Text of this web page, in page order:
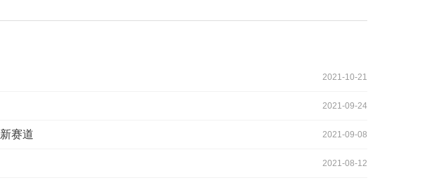
2021-10-21
2021-09-24
赛道 2021-09-08
2021-08-12